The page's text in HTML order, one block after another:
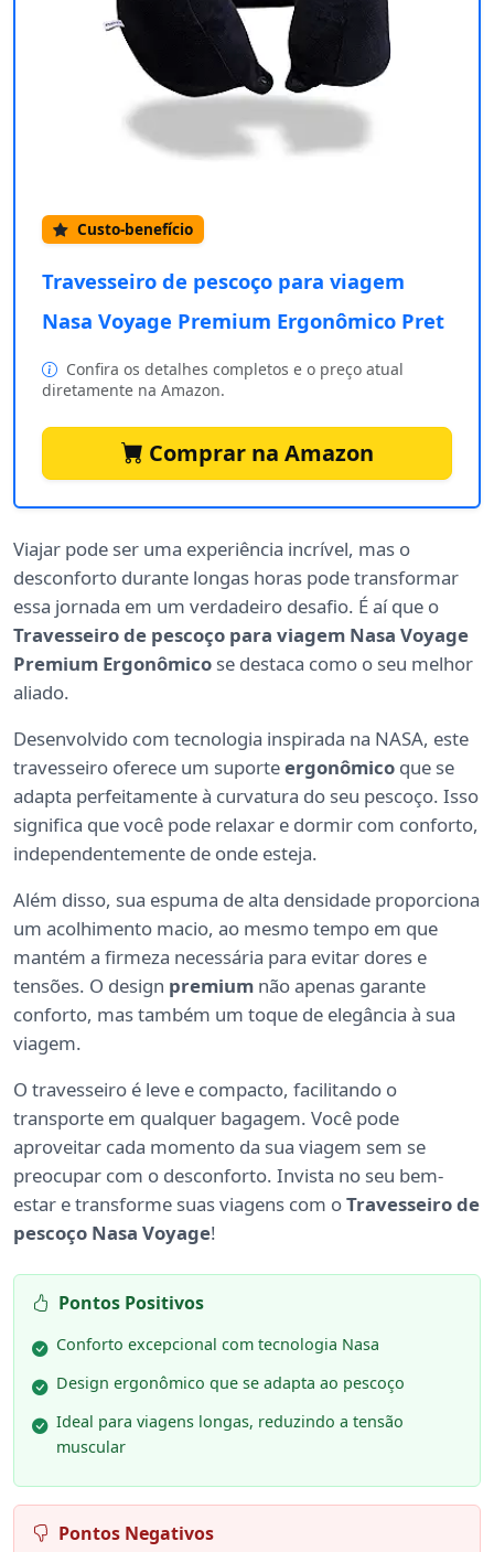
Custo-benefício
Travesseiro de pescoço para viagem
Nasa Voyage Premium Ergonômico Pret
Confira os detalhes completos e o preço atual
diretamente na Amazon.
Comprar na Amazon
Viajar pode ser uma experiência incrível, mas o
desconforto durante longas horas pode transformar
essa jornada em um verdadeiro desafio. É aí que o
Travesseiro de pescoço para viagem Nasa Voyage
Premium Ergonômico se destaca como o seu melhor
aliado.
Desenvolvido com tecnologia inspirada na NASA, este
travesseiro oferece um suporteergonômico que se
adapta perfeitamente à curvatura do seu pescoço. Isso
significa que você pode relaxar e dormir com conforto,
independentemente de onde esteja.
Além disso, sua espuma de alta densidade proporciona
um acolhimento macio, ao mesmo tempo em que
mantém a firmeza necessária para evitar dores e
tensões. O design premium não apenas garante
conforto, mas também um toque de elegância à sua
viagem.
O travesseiro é leve e compacto, facilitando o
transporte em qualquer bagagem. Você pode
aproveitar cada momento da sua viagem sem se
preocupar com o desconforto. Invista no seu bem-
estar e transforme suas viagens com oTravesseiro de
pescoço Nasa Voyage!
Pontos Positivos
Conforto excepcional com tecnologia Nasa
Design ergonômico que se adapta ao pescoço
Ideal para viagens longas, reduzindo a tensão
muscular
Pontos Negativos